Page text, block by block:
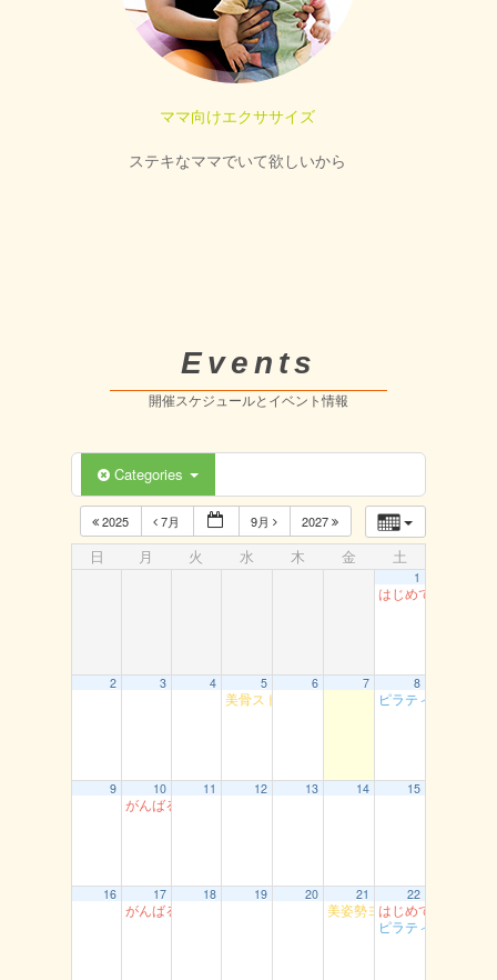
ママ向けエクササイズ
ステキなママでいて欲しいから
Events
開催スケジュールとイベント情報
Categories
2025 7月 9月 2027
日 月 火 水 木 金 土
1
はじめてのダンス
2 3 4 5
美骨ストレッチ 湖山
6 7 8
ピラティスヨ～ガ
9 10
がんばるエアロ 丸由
11 12 13 14 15
16 17
がんばるエアロ 丸由
18 19 20 21
美姿勢ヨガ（高草）
22
はじめてのダンス
ピラティスヨ～ガ